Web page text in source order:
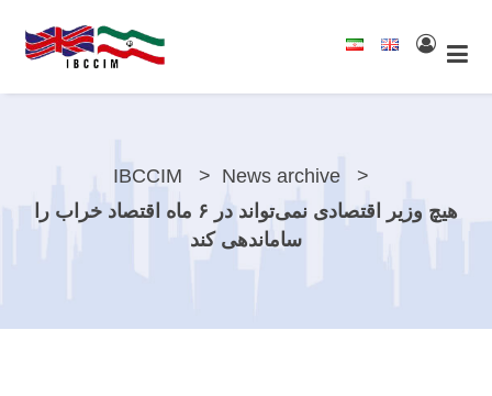
IBCCIM
News archive
هیچ وزیر اقتصادی نمی‌تواند در ۶ ماه اقتصاد خراب را
ساماندهی کند